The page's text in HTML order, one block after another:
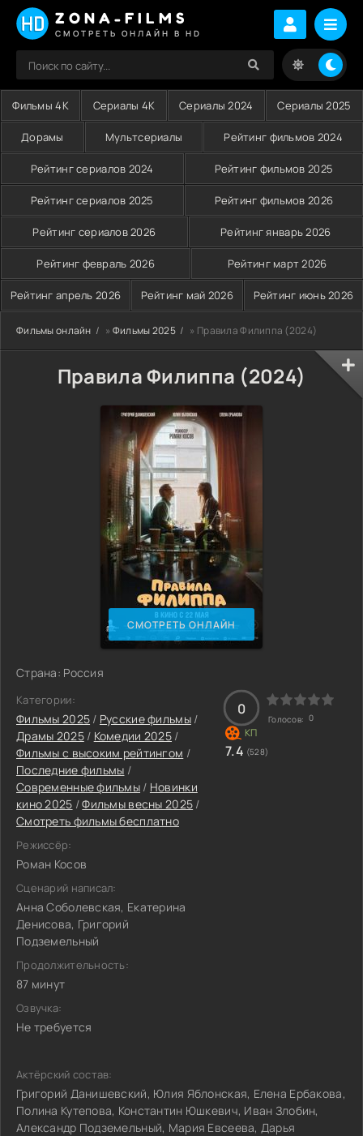
ZONA-FILMS
СМОТРЕТЬ ОНЛАЙН В HD
Фильмы 4K Сериалы 4K Сериалы 2024 Сериалы 2025
Дорамы Мультсериалы Рейтинг фильмов 2024
Рейтинг сериалов 2024 Рейтинг фильмов 2025
Рейтинг сериалов 2025 Рейтинг фильмов 2026
Рейтинг сериалов 2026 Рейтинг январь 2026
Рейтинг февраль 2026 Рейтинг март 2026
Рейтинг апрель 2026 Рейтинг май 2026 Рейтинг июнь 2026
Фильмы онлайн » Фильмы 2025 » Правила Филиппа (2024)
Правила Филиппа (2024)
СМОТРЕТЬ ОНЛАЙН
Страна: Россия
Категории:
Фильмы 2025 / Русские фильмы/
Драмы 2025/ Комедии 2025 /
Фильмы с высоким рейтингом /
Последние фильмы /
Современные фильмы / Новинки
кино 2025 /Фильмы весны 2025 /
Смотреть фильмы бесплатно
Режиссёр:
Роман Косов
Сценарий написал:
Анна Соболевская, Екатерина
Денисова, Григорий
Подземельный
Продолжительность:
87 минут
Озвучка:
Не требуется
0
Голосов: 0
7.4 (528)
Актёрский состав:
Григорий Данишевский, Юлия Яблонская, Елена Ербакова,
Полина Кутепова, Константин Юшкевич, Иван Злобин,
Александр Подземельный, Мария Евсеева, Дарья